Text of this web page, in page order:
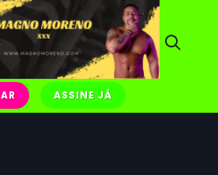
ASSINE JÁ